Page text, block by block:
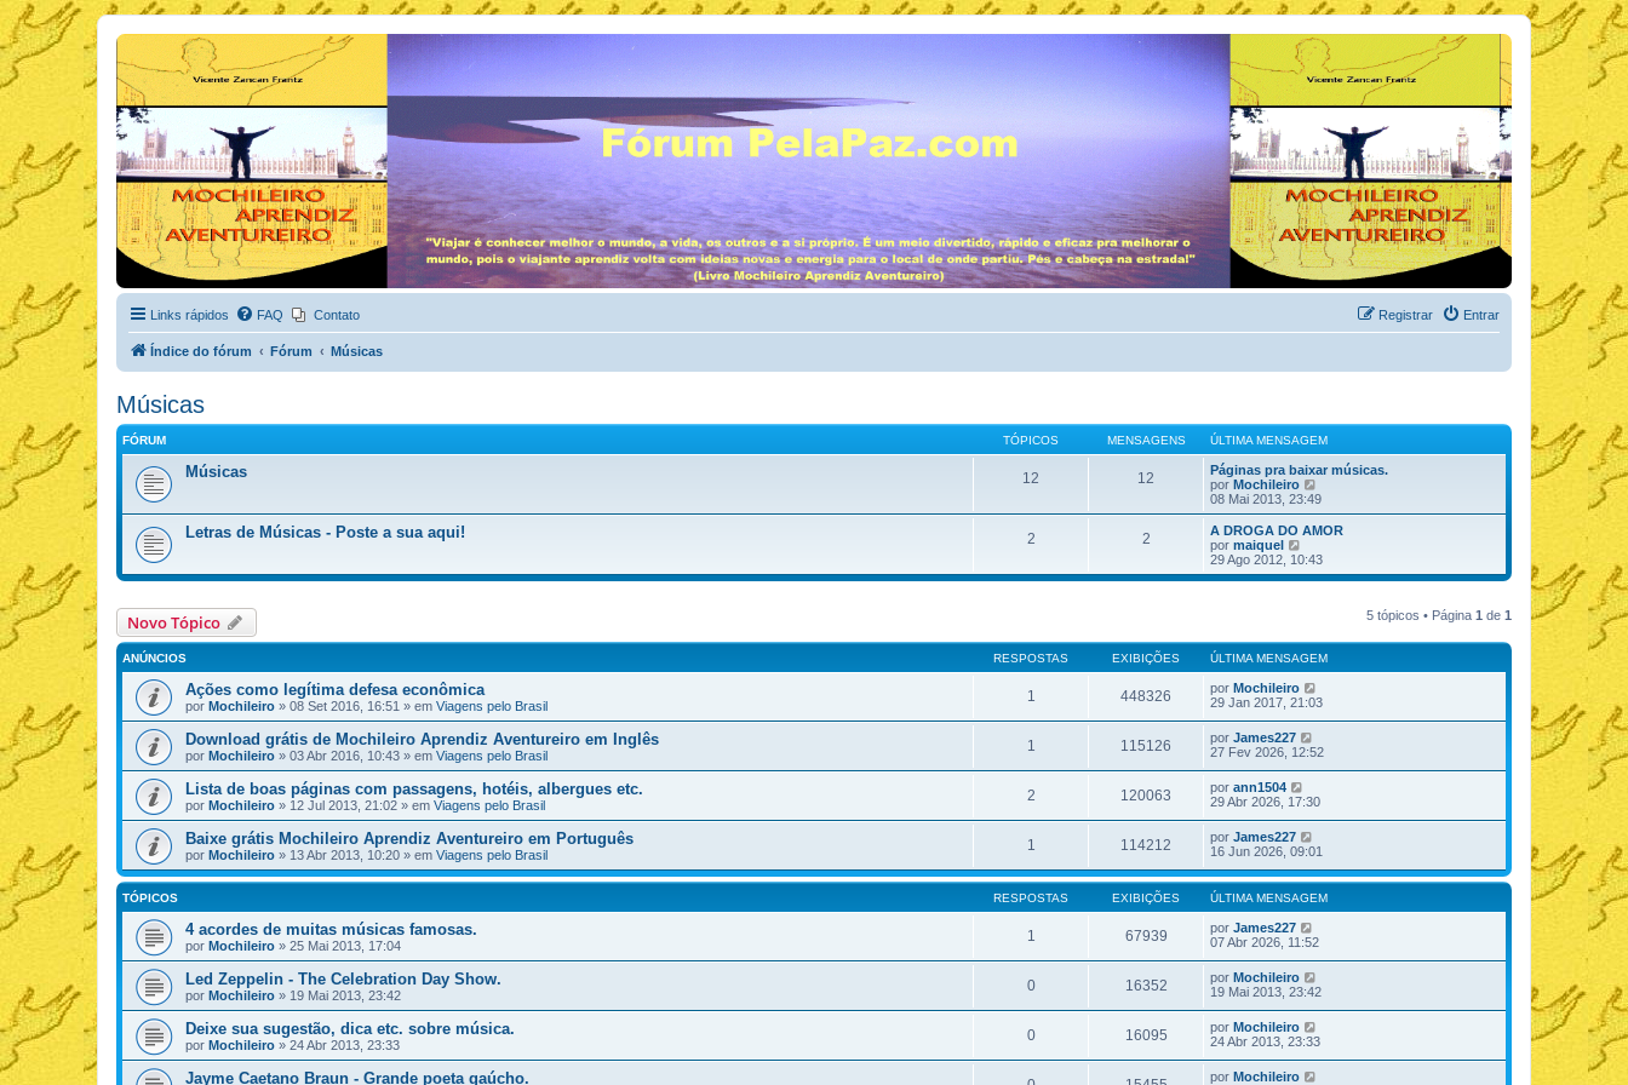
Links rápidos FAQ Contato Entrar
Registrar
Índice do fórum Fórum Músicas
Músicas
FÓRUM TÓPICOS MENSAGENS ÚLTIMA MENSAGEM
Músicas 12 12
Páginas pra baixar músicas.
por Mochileiro
e
r
ú
t
m
n
s
a
e
08 Mai 2013, 23:49
Letras de Músicas - Poste a sua aqui! 2 2
A DROGA DO AMOR
por maiquel
e
r
m
a
m
e
n
s
a
g
e
m
29 Ago 2012, 10:43
Novo Tópico 5 tópicos • Página 1 de 1
ANÚNCIOS RESPOSTAS EXIBIÇÕES ÚLTIMA MENSAGEM
Ações como legítima defesa econômica
por Mochileiro » 08 Set 2016, 16:51 » em Viagens pelo Brasil
1 448326 por Mochileiro
29 Jan 2017, 21:03
Download grátis de Mochileiro Aprendiz Aventureiro em Inglês
por Mochileiro » 03 Abr 2016, 10:43 » em Viagens pelo Brasil
1 115126 por James227
27 Fev 2026, 12:52
Lista de boas páginas com passagens, hotéis, albergues etc.
por Mochileiro » 12 Jul 2013, 21:02 » em Viagens pelo Brasil
2 120063 por ann1504
29 Abr 2026, 17:30
Baixe grátis Mochileiro Aprendiz Aventureiro em Português
por Mochileiro » 13 Abr 2013, 10:20 » em Viagens pelo Brasil
1 114212 por James227
16 Jun 2026, 09:01
TÓPICOS RESPOSTAS EXIBIÇÕES ÚLTIMA MENSAGEM
4 acordes de muitas músicas famosas.
por Mochileiro » 25 Mai 2013, 17:04
1 67939 por James227
07 Abr 2026, 11:52
Led Zeppelin - The Celebration Day Show.
por Mochileiro » 19 Mai 2013, 23:42
0 16352 por Mochileiro
19 Mai 2013, 23:42
Deixe sua sugestão, dica etc. sobre música.
por Mochileiro » 24 Abr 2013, 23:33
0 16095 por Mochileiro
24 Abr 2013, 23:33
Jayme Caetano Braun - Grande poeta gaúcho. por Mochileiro